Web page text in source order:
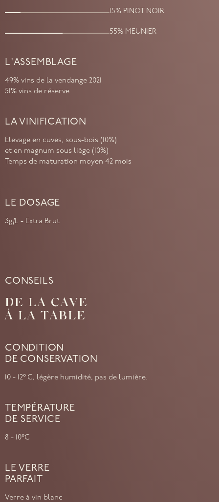
15% PINOT NOIR
55% MEUNIER
L'ASSEMBLAGE
49% vins de la vendange 2021
51% vins de réserve
LA VINIFICATION
Elevage en cuves, sous-bois (10%)
et en magnum sous liège (10%)
Temps de maturation moyen 42 mois
LE DOSAGE
3g/L - Extra Brut
CONSEILS
DE LA CAVE
À LA TABLE
CONDITION
DE CONSERVATION
10 - 12° C, légère humidité, pas de lumière.
TEMPÉRATURE
DE SERVICE
8 - 10°C
LE VERRE
PARFAIT
Verre à vin blanc